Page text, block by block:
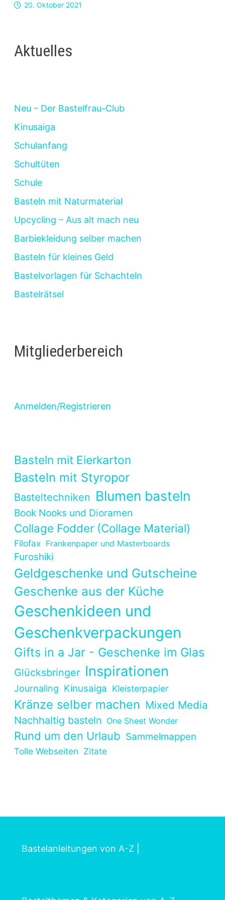
20. Oktober 2021
Aktuelles
Neu – Der Bastelfrau-Club
Kinusaiga
Schulanfang
Schultüten
Schule
Basteln mit Naturmaterial
Upcycling – Aus alt mach neu
Barbiekleidung selber machen
Basteln für kleines Geld
Bastelvorlagen für Schachteln
Bastelrätsel
Mitgliederbereich
Anmelden/Registrieren
Basteln mit Eierkarton
Basteln mit Styropor
Basteltechniken Blumen basteln
Book Nooks und Dioramen
Collage Fodder (Collage Material)
Filofax Frankenpaper und Masterboards
Furoshiki
Geldgeschenke und Gutscheine
Geschenke aus der Küche
Geschenkideen und
Geschenkverpackungen
Gifts in a Jar - Geschenke im Glas
Glücksbringer Inspirationen
Journaling Kinusaiga Kleisterpapier
Kränze selber machen Mixed Media
Nachhaltig basteln One Sheet Wonder
Rund um den Urlaub Sammelmappen
Tolle Webseiten Zitate
Bastelanleitungen von A-Z